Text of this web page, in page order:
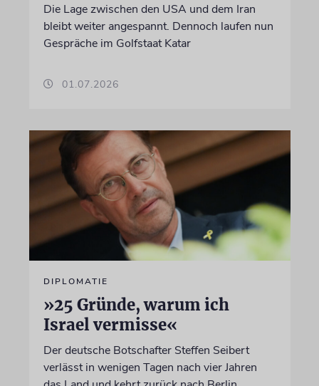
Die Lage zwischen den USA und dem Iran
bleibt weiter angespannt. Dennoch laufen nun
Gespräche im Golfstaat Katar
01.07.2026
DIPLOMATIE
»25 Gründe, warum ich
Israel vermisse«
Der deutsche Botschafter Steffen Seibert
verlässt in wenigen Tagen nach vier Jahren